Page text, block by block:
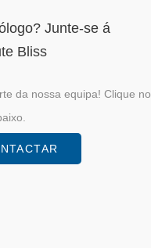
Junte-se á
Bliss
da nossa equipa! Clique no